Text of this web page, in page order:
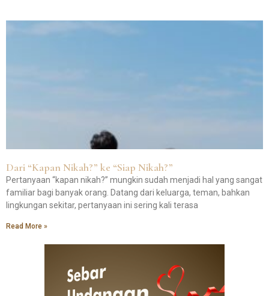
Dari “Kapan Nikah?” ke “Siap Nikah?”
Pertanyaan “kapan nikah?” mungkin sudah menjadi hal yang sangat
familiar bagi banyak orang. Datang dari keluarga, teman, bahkan
lingkungan sekitar, pertanyaan ini sering kali terasa
Read More »